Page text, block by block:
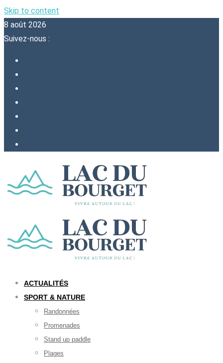
Skip to content
8 août 2026
Suivez-nous :
ACTUALITÉS
SPORT & NATURE
Randonnées
Promenades
Stand up paddle
Plages